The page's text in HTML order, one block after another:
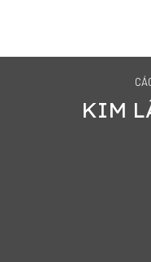
KIM